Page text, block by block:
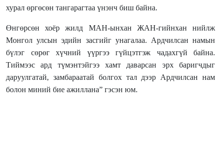
хурал өргөсөн тангарагтаа үнэнч биш байна.
Өнгөрсөн хоёр жилд МАН-ынхан ЖАН-гийнхан нийлж
Монгол улсын эдийн засгийг унагалаа. Ардчилсан намын
бүлэг сөрөг хүчний үүргээ гүйцэтгэж чадахгүй байна.
Тиймээс ард түмэнтэйгээ хамт даварсан эрх баригчдыг
даруулгатай, замбараатай болгох тал дээр Ардчилсан нам
болон миний бие ажиллана” гэсэн юм.